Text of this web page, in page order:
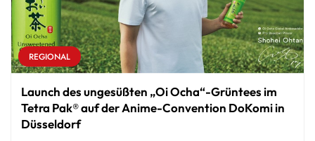
REGIONAL
Launch des ungesüßten „Oi Ocha“-Grüntees im
Tetra Pak® auf der Anime-Convention DoKomi in
Düsseldorf